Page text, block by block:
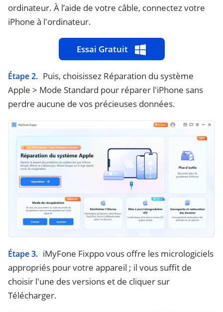
ordinateur. À l’aide de votre câble, connectez votre
iPhone à l'ordinateur.
Essai Gratuit
Étape 2. Puis, choisissez Réparation du système
Apple > Mode Standard pour réparer l'iPhone sans
perdre aucune de vos précieuses données.
Étape 3. iMyFone Fixppo vous offre les micrologiciels
appropriés pour votre appareil ; il vous suffit de
choisir l'une des versions et de cliquer sur
Télécharger.